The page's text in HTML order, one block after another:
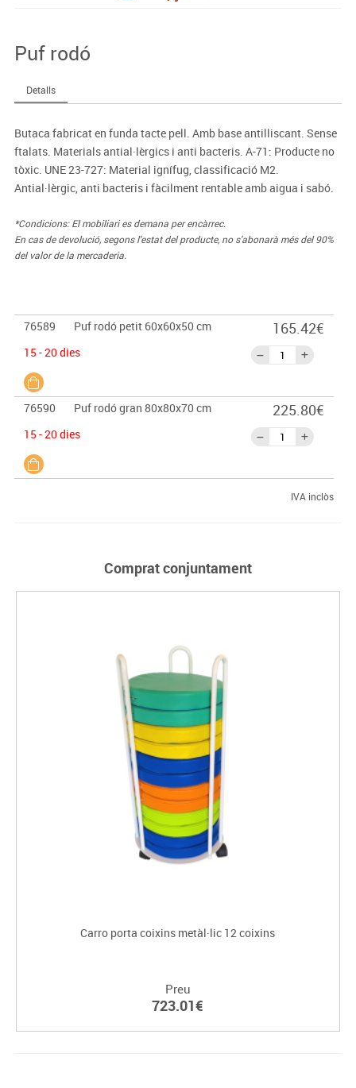
Puf rodó
Detalls
Butaca fabricat en funda tacte pell. Amb base antilliscant. Sense
ftalats. Materials antial·lèrgics i anti bacteris. A-71: Producte no
tòxic. UNE 23-727: Material ignífug, classificació M2.
Antial·lèrgic, anti bacteris i fàcilment rentable amb aigua i sabó.
*Condicions: El mobiliari es demana per encàrrec.
En cas de devolució, segons l'estat del producte, no s'abonarà més del 90%
del valor de la mercaderia.
76589
Puf rodó petit 60x60x50 cm
15 - 20 dies
165.42€
76590
Puf rodó gran 80x80x70 cm
15 - 20 dies
225.80€
IVA inclòs
Comprat conjuntament
Carro porta coixins metàl·lic 12 coixins
Preu
723.01€